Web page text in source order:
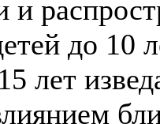
и
до 10
лет